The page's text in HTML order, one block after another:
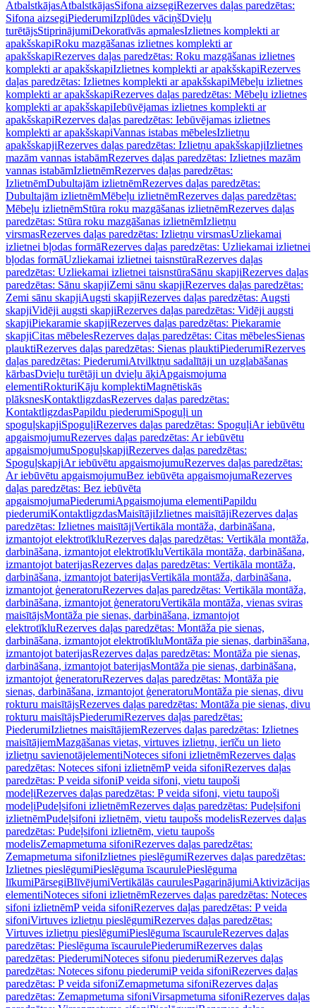
AtbalstkājasAtbalstkājasSifona aizsegiRezerves daļas paredzētas:
Sifona aizsegiPiederumiIzplūdes vāciņšDvieļu
turētājsStiprinājumiDekoratīvās apmalesIzlietnes komplekti ar
apakšskapiRoku mazgāšanas izlietnes komplekti ar
apakšskapiRezerves daļas paredzētas: Roku mazgāšanas izlietnes
komplekti ar apakšskapiIzlietnes komplekti ar apakšskapiRezerves
daļas paredzētas: Izlietnes komplekti ar apakšskapiMēbeļu izlietnes
komplekti ar apakšskapiRezerves daļas paredzētas: Mēbeļu izlietnes
komplekti ar apakšskapiIebūvējamas izlietnes komplekti ar
apakšskapiRezerves daļas paredzētas: Iebūvējamas izlietnes
komplekti ar apakšskapiVannas istabas mēbelesIzlietņu
apakšskapjiRezerves daļas paredzētas: Izlietņu apakšskapjiIzlietnes
mazām vannas istabāmRezerves daļas paredzētas: Izlietnes mazām
vannas istabāmIzlietnēmRezerves daļas paredzētas:
IzlietnēmDubultajām izlietnēmRezerves daļas paredzētas:
Dubultajām izlietnēmMēbeļu izlietnēmRezerves daļas paredzētas:
Mēbeļu izlietnēmStūra roku mazgāšanas izlietnēmRezerves daļas
paredzētas: Stūra roku mazgāšanas izlietnēmIzlietņu
virsmasRezerves daļas paredzētas: Izlietņu virsmasUzliekamai
izlietnei bļodas formāRezerves daļas paredzētas: Uzliekamai izlietnei
bļodas formāUzliekamai izlietnei taisnstūraRezerves daļas
paredzētas: Uzliekamai izlietnei taisnstūraSānu skapjiRezerves daļas
paredzētas: Sānu skapjiZemi sānu skapjiRezerves daļas paredzētas:
Zemi sānu skapjiAugsti skapjiRezerves daļas paredzētas: Augsti
skapjiVidēji augsti skapjiRezerves daļas paredzētas: Vidēji augsti
skapjiPiekaramie skapjiRezerves daļas paredzētas: Piekaramie
skapjiCitas mēbelesRezerves daļas paredzētas: Citas mēbelesSienas
plauktiRezerves daļas paredzētas: Sienas plauktiPiederumiRezerves
daļas paredzētas: PiederumiAtvilktņu sadalītāji un uzglabāšanas
kārbasDvieļu turētāji un dvieļu āķiApgaismojuma
elementiRokturiKāju komplektiMagnētiskās
plāksnesKontaktligzdasRezerves daļas paredzētas:
KontaktligzdasPapildu piederumiSpoguļi un
spoguļskapjiSpoguļiRezerves daļas paredzētas: SpoguļiAr iebūvētu
apgaismojumuRezerves daļas paredzētas: Ar iebūvētu
apgaismojumuSpoguļskapjiRezerves daļas paredzētas:
SpoguļskapjiAr iebūvētu apgaismojumuRezerves daļas paredzētas:
Ar iebūvētu apgaismojumuBez iebūvēta apgaismojumaRezerves
daļas paredzētas: Bez iebūvēta
apgaismojumaPiederumiApgaismojuma elementiPapildu
piederumiKontaktligzdasMaisītājiIzlietnes maisītājiRezerves daļas
paredzētas: Izlietnes maisītājiVertikāla montāža, darbināšana,
izmantojot elektrotīkluRezerves daļas paredzētas: Vertikāla montāža,
darbināšana, izmantojot elektrotīkluVertikāla montāža, darbināšana,
izmantojot baterijasRezerves daļas paredzētas: Vertikāla montāža,
darbināšana, izmantojot baterijasVertikāla montāža, darbināšana,
izmantojot ģeneratoruRezerves daļas paredzētas: Vertikāla montāža,
darbināšana, izmantojot ģeneratoruVertikāla montāža, vienas sviras
maisītājsMontāža pie sienas, darbināšana, izmantojot
elektrotīkluRezerves daļas paredzētas: Montāža pie sienas,
darbināšana, izmantojot elektrotīkluMontāža pie sienas, darbināšana,
izmantojot baterijasRezerves daļas paredzētas: Montāža pie sienas,
darbināšana, izmantojot baterijasMontāža pie sienas, darbināšana,
izmantojot ģeneratoruRezerves daļas paredzētas: Montāža pie
sienas, darbināšana, izmantojot ģeneratoruMontāža pie sienas, divu
rokturu maisītājsRezerves daļas paredzētas: Montāža pie sienas, divu
rokturu maisītājsPiederumiRezerves daļas paredzētas:
PiederumiIzlietnes maisītājiemRezerves daļas paredzētas: Izlietnes
maisītājiemMazgāšanas vietas, virtuves izlietņu, ierīču un lieto
izlietņu savienotājelementiNoteces sifoni izlietnēmRezerves daļas
paredzētas: Noteces sifoni izlietnēmP veida sifoniRezerves daļas
paredzētas: P veida sifoniP veida sifoni, vietu taupoši
modeļiRezerves daļas paredzētas: P veida sifoni, vietu taupoši
modeļiPudeļsifoni izlietnēmRezerves daļas paredzētas: Pudeļsifoni
izlietnēmPudeļsifoni izlietnēm, vietu taupošs modelisRezerves daļas
paredzētas: Pudeļsifoni izlietnēm, vietu taupošs
modelisZemapmetuma sifoniRezerves daļas paredzētas:
Zemapmetuma sifoniIzlietnes pieslēgumiRezerves daļas paredzētas:
Izlietnes pieslēgumiPieslēguma īscaurulePieslēguma
līkumiPārsegiBlīvējumiVertikālās caurulesPagarinājumiAktivizācijas
elementiNoteces sifoni izlietnēmRezerves daļas paredzētas: Noteces
sifoni izlietnēmP veida sifoniRezerves daļas paredzētas: P veida
sifoniVirtuves izlietņu pieslēgumiRezerves daļas paredzētas:
Virtuves izlietņu pieslēgumiPieslēguma īscauruleRezerves daļas
paredzētas: Pieslēguma īscaurulePiederumiRezerves daļas
paredzētas: PiederumiNoteces sifonu piederumiRezerves daļas
paredzētas: Noteces sifonu piederumiP veida sifoniRezerves daļas
paredzētas: P veida sifoniZemapmetuma sifoniRezerves daļas
paredzētas: Zemapmetuma sifoniVirsapmetuma sifoniRezerves daļas